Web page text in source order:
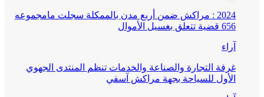
2024 : مراكش ضمن أربع مدن بالممكلة سجلت مامجموعه
656 قضية تتعلق بغسيل الأموال
آراء
غرفة التجارة والصناعة والخدمات تنظم المنتدى الجهوي
الأول للسياحة بجهة مراكش آسفي